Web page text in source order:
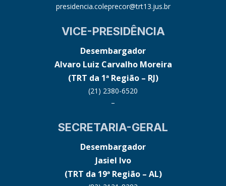
presidencia.coleprecor@trt13.jus.br
VICE-PRESIDÊNCIA
Desembargador
Alvaro Luiz Carvalho Moreira
(TRT da 1ª Região – RJ)
(21) 2380-6520
–
SECRETARIA-GERAL
Desembargador
Jasiel Ivo
(TRT da 19ª Região – AL)